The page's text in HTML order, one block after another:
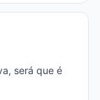
será que é